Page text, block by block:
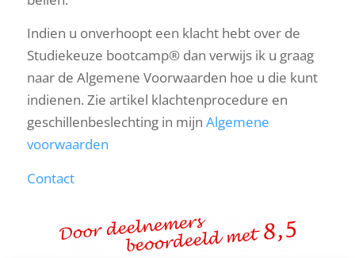
Indien u onverhoopt een klacht hebt over de
Studiekeuze bootcamp® dan verwijs ik u graag
naar de Algemene Voorwaarden hoe u die kunt
indienen. Zie artikel klachtenprocedure en
geschillenbeslechting in mijn Algemene
voorwaarden
Contact